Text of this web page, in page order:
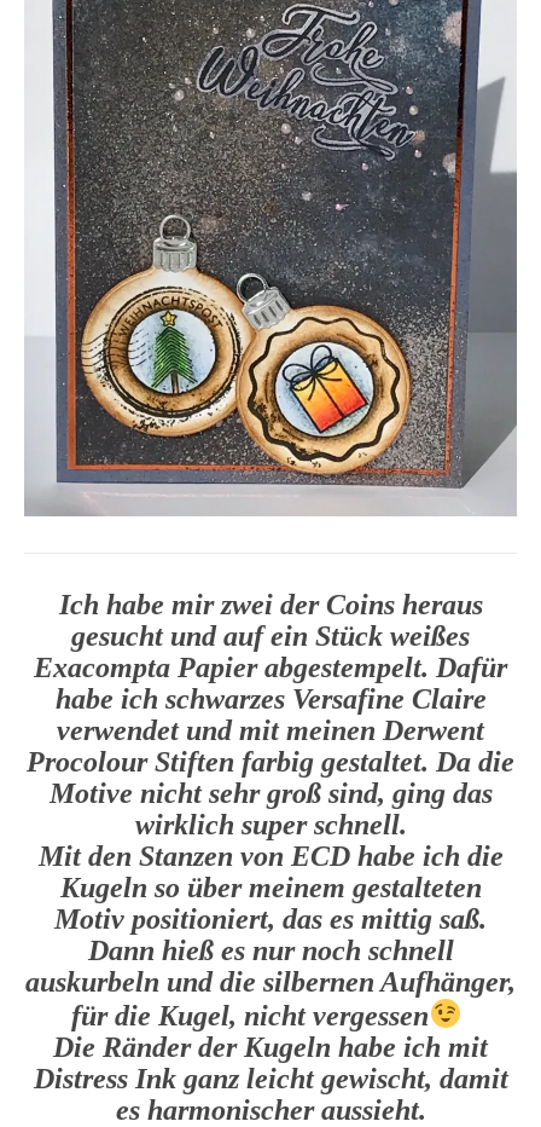
Ich habe mir zwei der Coins heraus
gesucht und auf ein Stück weißes
Exacompta Papier abgestempelt. Dafür
habe ich schwarzes Versafine Claire
verwendet und mit meinen Derwent
Procolour Stiften farbig gestaltet. Da die
Motive nicht sehr groß sind, ging das
wirklich super schnell.
Mit den Stanzen von ECD habe ich die
Kugeln so über meinem gestalteten
Motiv positioniert, das es mittig saß.
Dann hieß es nur noch schnell
auskurbeln und die silbernen Aufhänger,
für die Kugel, nicht vergessen
Die Ränder der Kugeln habe ich mit
Distress Ink ganz leicht gewischt, damit
es harmonischer aussieht.